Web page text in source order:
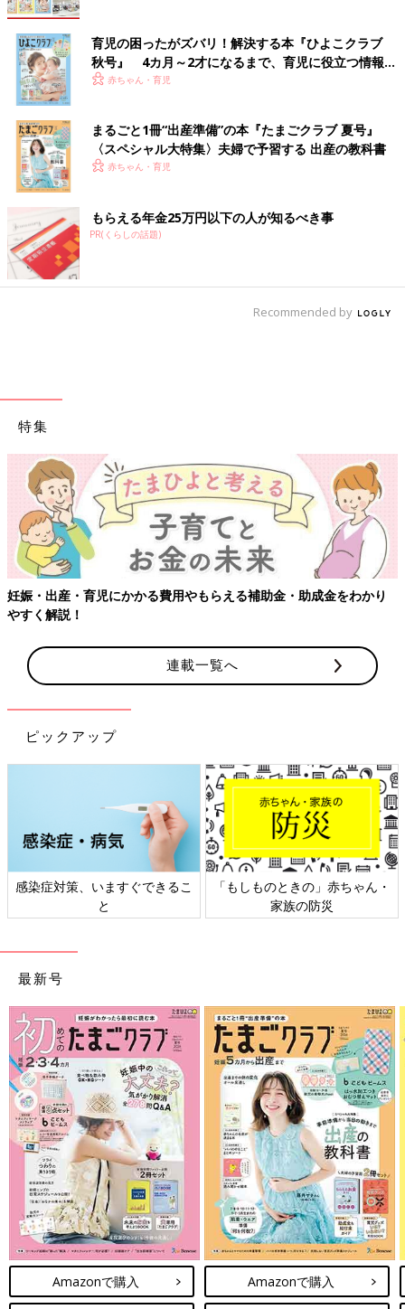
育児の困ったがズバリ！解決する本『ひよこクラブ
秋号』 4カ月～2才になるまで、育児に役立つ情報が
いっぱい！
赤ちゃん・育児
まるごと1冊“出産準備”の本『たまごクラブ 夏号』
〈スペシャル大特集〉夫婦で予習する 出産の教科書
赤ちゃん・育児
もらえる年金25万円以下の人が知るべき事
PR(くらしの話題)
Recommended by
特集
妊娠・出産・育児にかかる費用やもらえる補助金・助成金をわかり
やすく解説！
連載一覧へ
ピックアップ
感染症対策、いますぐできるこ
と
「もしものときの」赤ちゃん・
家族の防災
最新号
Amazonで購入 Amazonで購入